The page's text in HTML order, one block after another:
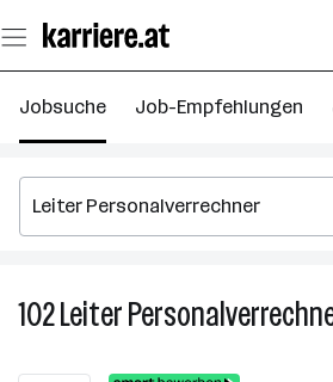
Seiteninhalt
springen
Jobsuche Job-Empfehlungen
102Leiter